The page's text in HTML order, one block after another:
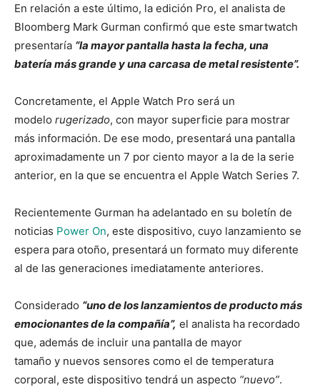
En relación a este último, la edición Pro, el analista de
Bloomberg Mark Gurman confirmó que este smartwatch
presentaría “la mayor pantalla hasta la fecha, una
batería más grande y una carcasa de metal resistente”.
Concretamente, el Apple Watch Pro será un
modelo rugerizado, con mayor superficie para mostrar
más información. De ese modo, presentará una pantalla
aproximadamente un 7 por ciento mayor a la de la serie
anterior, en la que se encuentra el Apple Watch Series 7.
Recientemente Gurman ha adelantado en su boletín de
noticias Power On, este dispositivo, cuyo lanzamiento se
espera para otoño, presentará un formato muy diferente
al de las generaciones imediatamente anteriores.
Considerado “uno de los lanzamientos de producto más
emocionantes de la compañía”, el analista ha recordado
que, además de incluir una pantalla de mayor
tamaño y nuevos sensores como el de temperatura
corporal, este dispositivo tendrá un aspecto “nuevo”.